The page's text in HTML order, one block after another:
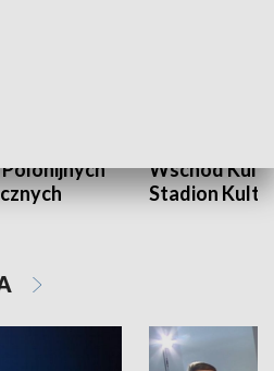
Wschód
Stadion